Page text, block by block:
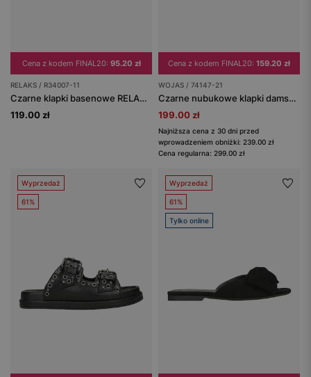
Cena z kodem FINAL20: 95.20 zł
RELAKS / R34007-11
Czarne klapki basenowe RELAKS z rzeźbioną fakturą i grubą podeszwą
119.00 zł
Cena z kodem FINAL20: 159.20 zł
WOJAS / 74147-21
Czarne nubukowe klapki damskie na platformie z korka
199.00 zł
Najniższa cena z 30 dni przed
wprowadzeniem obniżki: 239.00 zł
Cena regularna: 299.00 zł
Wyprzedaż
61%
Wyprzedaż
61%
Tylko online